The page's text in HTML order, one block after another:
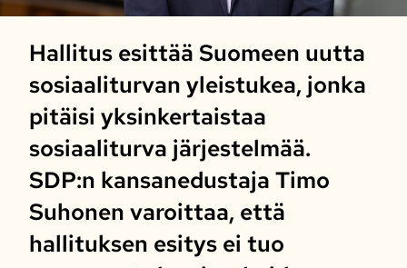
Hallitus esittää Suomeen uutta
sosiaaliturvan yleistukea, jonka
pitäisi yksinkertaistaa
sosiaaliturva järjestelmää.
SDP:n kansanedustaja Timo
Suhonen varoittaa, että
hallituksen esitys ei tuo